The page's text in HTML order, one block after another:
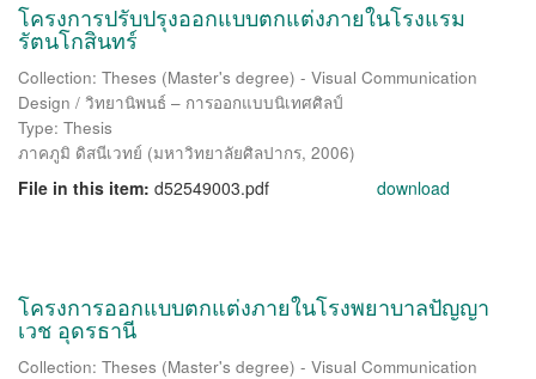
โครงการปรับปรุงออกแบบตกแต่งภายในโรงแรม
รัตนโกสินทร์
Collection: Theses (Master's degree) - Visual Communication
Design / วิทยานิพนธ์ – การออกแบบนิเทศศิลป์
Type: Thesis
ภาคภูมิ ดิสนีเวทย์ (มหาวิทยาลัยศิลปากร, 2006)
File in this item: d52549003.pdf download
โครงการออกแบบตกแต่งภายในโรงพยาบาลปัญญา
เวช อุดรธานี
Collection: Theses (Master's degree) - Visual Communication